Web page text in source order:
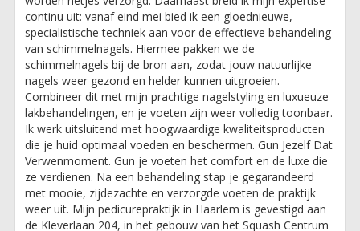
continu uit: vanaf eind mei bied ik een gloednieuwe,
specialistische techniek aan voor de effectieve behandeling
van schimmelnagels. Hiermee pakken we de
schimmelnagels bij de bron aan, zodat jouw natuurlijke
nagels weer gezond en helder kunnen uitgroeien.
Combineer dit met mijn prachtige nagelstyling en luxueuze
lakbehandelingen, en je voeten zijn weer volledig toonbaar.
Ik werk uitsluitend met hoogwaardige kwaliteitsproducten
die je huid optimaal voeden en beschermen. Gun Jezelf Dat
Verwenmoment. ​Gun je voeten het comfort en de luxe die
ze verdienen. Na een behandeling stap je gegarandeerd
met mooie, zijdezachte en verzorgde voeten de praktijk
weer uit. Mijn pedicurepraktijk in Haarlem is gevestigd aan
de Kleverlaan 204, in het gebouw van het Squash Centrum